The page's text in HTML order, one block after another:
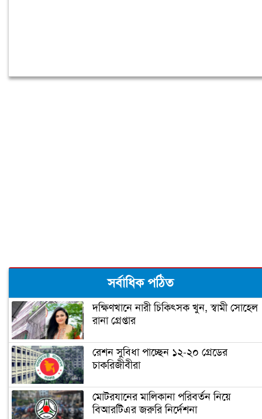
সর্বাধিক পঠিত
দক্ষিণখানে নারী চিকিৎসক খুন, স্বামী সোহেল
রানা গ্রেপ্তার
রেশন সুবিধা পাচ্ছেন ১২-২০ গ্রেডের
চাকরিজীবীরা
মোটরযানের মালিকানা পরিবর্তন নিয়ে
বিআরটিএর জরুরি নির্দেশনা